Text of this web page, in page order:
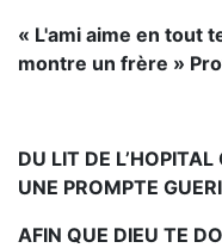
« L'ami aime en tout
montre un frère »
DU LIT DE
UNE PROMPTE
AFIN QUE DIEU TE